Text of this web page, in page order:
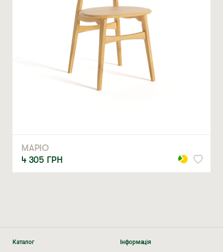
МАРІО
4 305 ГРН
Каталог Інформація
* — обов’язкові поля